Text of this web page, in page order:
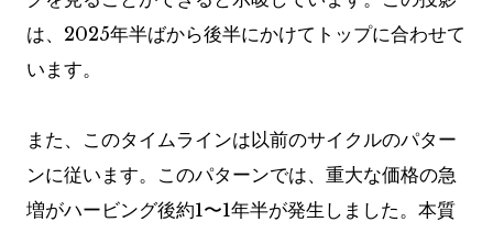
は、2025年半ばから後半にかけてトップに合わせて
います。
また、このタイムラインは以前のサイクルのパター
ンに従います。このパターンでは、重大な価格の急
増がハービング後約1〜1年半が発生しました。本質